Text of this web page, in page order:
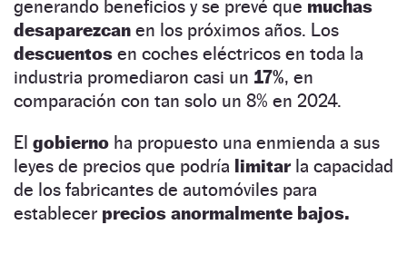
generando beneficios y se prevé que muchas
desaparezcan en los próximos años. Los
descuentos en coches eléctricos en toda la
industria promediaron casi un 17%, en
comparación con tan solo un 8% en 2024.
El gobierno ha propuesto una enmienda a sus
leyes de precios que podría limitarla capacidad
de los fabricantes de automóviles para
establecer precios anormalmente bajos.